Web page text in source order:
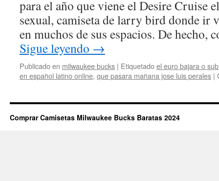
para el año que viene el Desire Cruise
sexual, camiseta de larry bird donde ir
en muchos de sus espacios. De hecho,
Sigue leyendo →
Publicado en milwaukee bucks | Etiquetadoel euro bajara o
en español latino online, que pasara mañana jose luis perales |
Comprar Camisetas Milwaukee Bucks Baratas 2024